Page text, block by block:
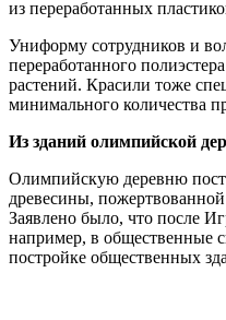
из переработанных
Униформу сотрудников и
переработанного
растений. Красили тоже
минимального количества
Из зданий олимпийской
Олимпийскую деревню
древесины,
Заявлено было, что после
например, в общественные
постройке общественных